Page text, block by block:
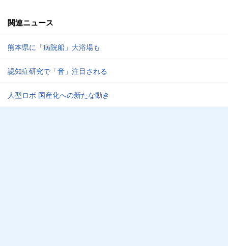
関連ニュース
熊本県に「病院船」大浴場も
認知症研究で「音」注目される
人型ロボ 国産化への新たな動き